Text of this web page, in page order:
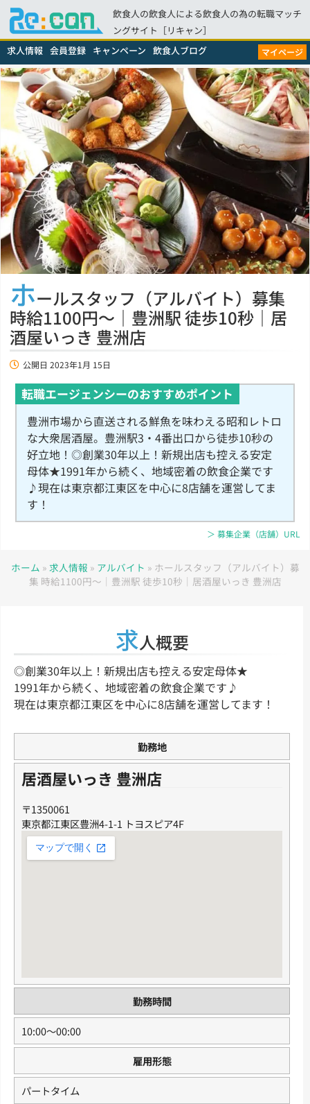
飲食人の飲食人による飲食人の為の転職マッチ
ングサイト［リキャン］
求人情報 会員登録 キャンペーン 飲食人ブログ マイページ
ホールスタッフ（アルバイト）募集
時給1100円～｜豊洲駅 徒歩10秒｜居
酒屋いっき 豊洲店
公開日 2023年1月 15日
転職エージェンシーのおすすめポイント
豊洲市場から直送される鮮魚を味わえる昭和レトロ
な大衆居酒屋。豊洲駅3・4番出口から徒歩10秒の
好立地！◎創業30年以上！新規出店も控える安定
母体★1991年から続く、地域密着の飲食企業です
♪現在は東京都江東区を中心に8店舗を運営してま
す！
＞ 募集企業（店舗）URL
ホーム » 求人情報 » アルバイト » ホールスタッフ（アルバイト）募
集 時給1100円～｜豊洲駅 徒歩10秒｜居酒屋いっき 豊洲店
求人概要
◎創業30年以上！新規出店も控える安定母体★
1991年から続く、地域密着の飲食企業です♪
現在は東京都江東区を中心に8店舗を運営してます！
勤務地
居酒屋いっき 豊洲店
〒1350061
東京都江東区豊洲4-1-1 トヨスピア4F
勤務時間
10:00〜00:00
雇用形態
パートタイム